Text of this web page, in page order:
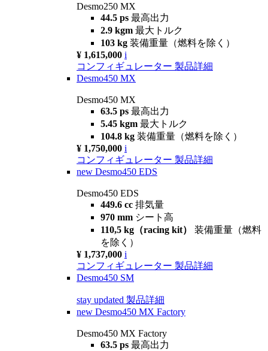
Desmo250 MX
44.5 ps 最高出力
2.9 kgm 最大トルク
103 kg 装備重量（燃料を除く）
¥ 1,615,000 i
コンフィギュレーター 製品詳細
Desmo450 MX
Desmo450 MX
63.5 ps 最高出力
5.45 kgm 最大トルク
104.8 kg 装備重量（燃料を除く）
¥ 1,750,000 i
コンフィギュレーター 製品詳細
new Desmo450 EDS
Desmo450 EDS
449.6 cc 排気量
970 mm シート高
110,5 kg（racing kit） 装備重量（燃料
を除く）
¥ 1,737,000 i
コンフィギュレーター 製品詳細
Desmo450 SM
stay updated 製品詳細
new Desmo450 MX Factory
Desmo450 MX Factory
63.5 ps 最高出力